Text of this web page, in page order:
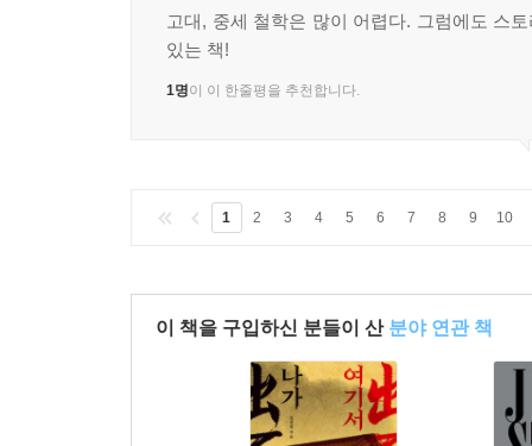
고대, 중세 철학은 많이 어렵다. 그럼에도 스
있는 책!
1명이 이 한줄평을 추천합니다.
1 2 3 4 5 6 7 8 9 10
이 책을 구입하신 분들이 산 분야 연관 책